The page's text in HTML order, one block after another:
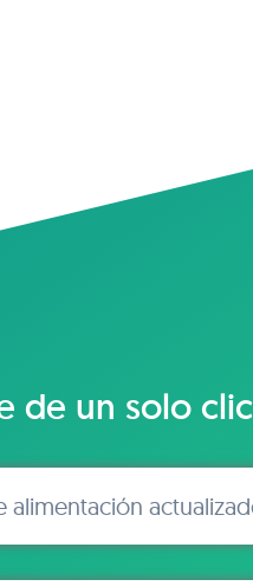
de un solo
alimentación